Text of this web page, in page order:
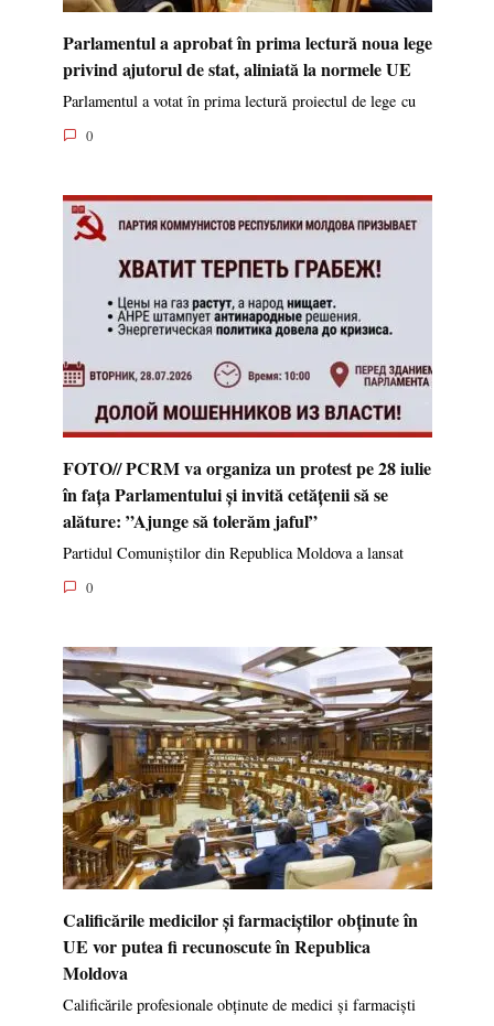
Parlamentul a aprobat în prima lectură noua lege
privind ajutorul de stat, aliniată la normele UE
Parlamentul a votat în prima lectură proiectul de lege cu
0
FOTO// PCRM va organiza un protest pe 28 iulie
în fața Parlamentului și invită cetățenii să se
alăture: ”Ajunge să tolerăm jaful”
Partidul Comuniștilor din Republica Moldova a lansat
0
Calificările medicilor și farmaciștilor obținute în
UE vor putea fi recunoscute în Republica
Moldova
Calificările profesionale obținute de medici și farmaciști